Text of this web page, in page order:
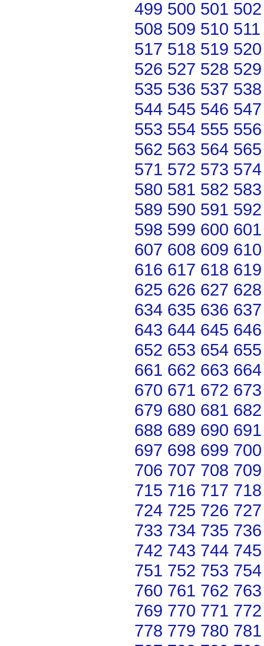
499 500 501 502
508 509 510 511
517 518 519 520
526 527 528 529
535 536 537 538
544 545 546 547
553 554 555 556
562 563 564 565
571 572 573 574
580 581 582 583
589 590 591 592
598 599 600 601
607 608 609 610
616 617 618 619
625 626 627 628
634 635 636 637
643 644 645 646
652 653 654 655
661 662 663 664
670 671 672 673
679 680 681 682
688 689 690 691
697 698 699 700
706 707 708 709
715 716 717 718
724 725 726 727
733 734 735 736
742 743 744 745
751 752 753 754
760 761 762 763
769 770 771 772
778 779 780 781